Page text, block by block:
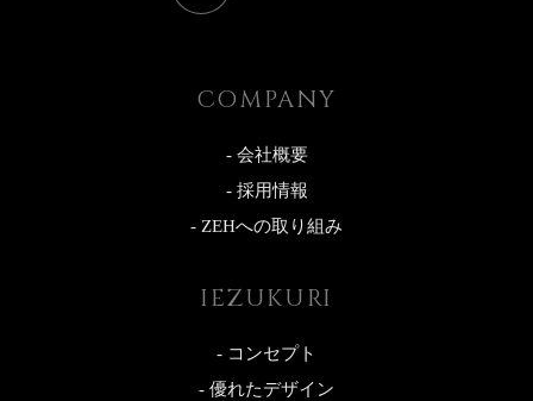
COMPANY
- 会社概要
- 採用情報
- ZEHへの取り組み
IEZUKURI
- コンセプト
- 優れたデザイン